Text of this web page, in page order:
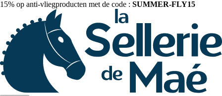
15% op anti-vliegproducten met de code : SUMMER-FLY15